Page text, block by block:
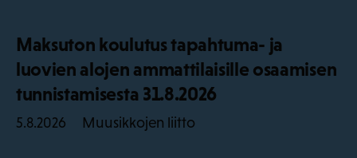
Maksuton koulutus tapahtuma- ja
luovien alojen ammattilaisille osaamisen
tunnistamisesta 31.8.2026
5.8.2026 Muusikkojen liitto